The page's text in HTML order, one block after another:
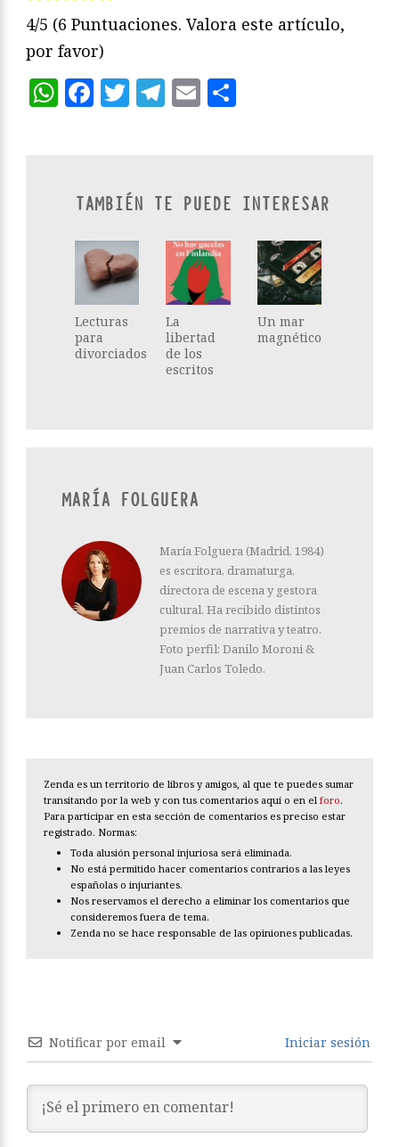
4/5 (6 Puntuaciones. Valora este artículo,
por favor)
WhatsApp
Facebook
Twitter
Telegram
Email
TAMBIÉN TE PUEDE INTERESAR
Lecturas
para
divorciados
La
libertad
de los
escritos
Un mar
magnético
MARÍA FOLGUERA
María Folguera (Madrid, 1984)
es escritora, dramaturga,
directora de escena y gestora
cultural. Ha recibido distintos
premios de narrativa y teatro.
Foto perfil: Danilo Moroni &
Juan Carlos Toledo.
Zenda es un territorio de libros y amigos, al que te puedes sumar
transitando por la web y con tus comentarios aquí o en el foro.
Para participar en esta sección de comentarios es preciso estar
registrado. Normas:
Toda alusión personal injuriosa será eliminada.
No está permitido hacer comentarios contrarios a las leyes
españolas o injuriantes.
Nos reservamos el derecho a eliminar los comentarios que
consideremos fuera de tema.
Zenda no se hace responsable de las opiniones publicadas.
Notificar por email Iniciar sesión